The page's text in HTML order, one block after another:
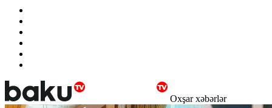
Oxşar xəbərlər